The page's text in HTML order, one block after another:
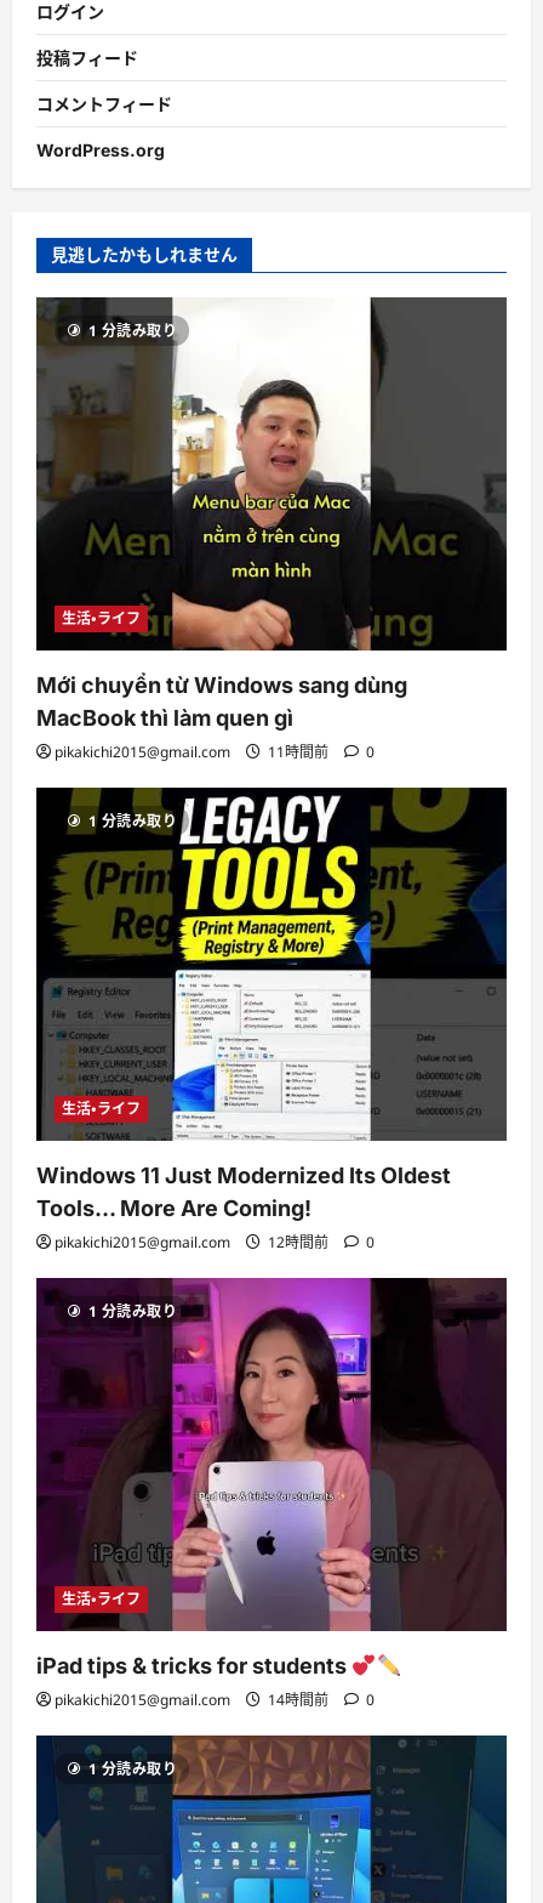
ログイン
投稿フィード
コメントフィード
WordPress.org
見逃したかもしれません
1 分読み取り
生活・ライフ
Mới chuyển từ Windows sang dùng
MacBook thì làm quen gì
pikakichi2015@gmail.com 11時間前 0
1 分読み取り
生活・ライフ
Windows 11 Just Modernized Its Oldest
Tools… More Are Coming!
pikakichi2015@gmail.com 12時間前 0
1 分読み取り
生活・ライフ
iPad tips & tricks for students
pikakichi2015@gmail.com 14時間前 0
1 分読み取り